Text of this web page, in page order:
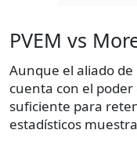
PVEM vs
Aunque el aliado
cuenta con el
suficiente para
estadísticos